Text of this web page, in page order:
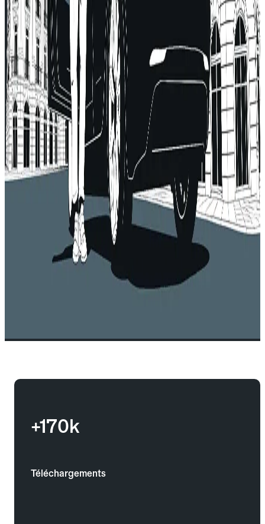
+170k
Téléchargements